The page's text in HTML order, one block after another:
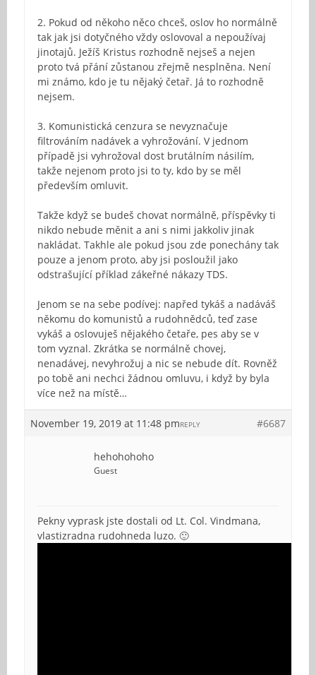
2. Pokud od někoho něco chceš, oslov ho normálně
tak jak jsi dotyčného vždy oslovoval a nepoužívaj
jinotajů. Ježíš Kristus rozhodně nejseš a nejen
proto tvá přání zůstanou zřejmě nesplněna. Není
mi známo, kdo je tu nějaký četař. Já to rozhodně
nejsem.
3. Komunistická cenzura se nevyznačuje
filtrováním nadávek a vyhrožování. V jednom
případě jsi vyhrožoval dost brutálním násilím,
takže nejenom proto jsi to ty, kdo by se měl
především omluvit.
Takže když se budeš chovat normálně, příspěvky ti
nikdo nebude měnit a ani s nimi jakkoliv jinak
nakládat. Takhle ale pokud jsou zde ponechány tak
pouze a jenom proto, aby jsi posloužil jako
odstrašující příklad zákeřné nákazy TDS.
Jenom se na sebe podívej: napřed tykáš a nadáváš
někomu do komunistů a rudohnědců, teď zase
vykáš a oslovuješ nějakého četaře, pes aby se v
tom vyznal. Zkrátka se normálně chovej,
nenadávej, nevyhrožuj a nic se nebude dít. Rovněž
po tobě ani nechci žádnou omluvu, i když by byla
více než na místě…
November 19, 2019 at 11:48 pm #6687
REPLY
hehohohoho
Guest
Pekny vyprask jste dostali od Lt. Col. Vindmana,
vlastizradna rudohneda luzo. 🙂